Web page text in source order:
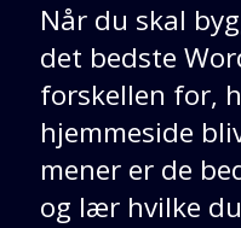
Når du skal
det bedste
forskellen for,
hjemmeside
mener er de
og lær hvilke